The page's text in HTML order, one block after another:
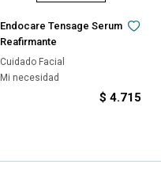
Endocare Tensage Serum
Reafirmante
Cuidado Facial
Mi necesidad
$ 4.715